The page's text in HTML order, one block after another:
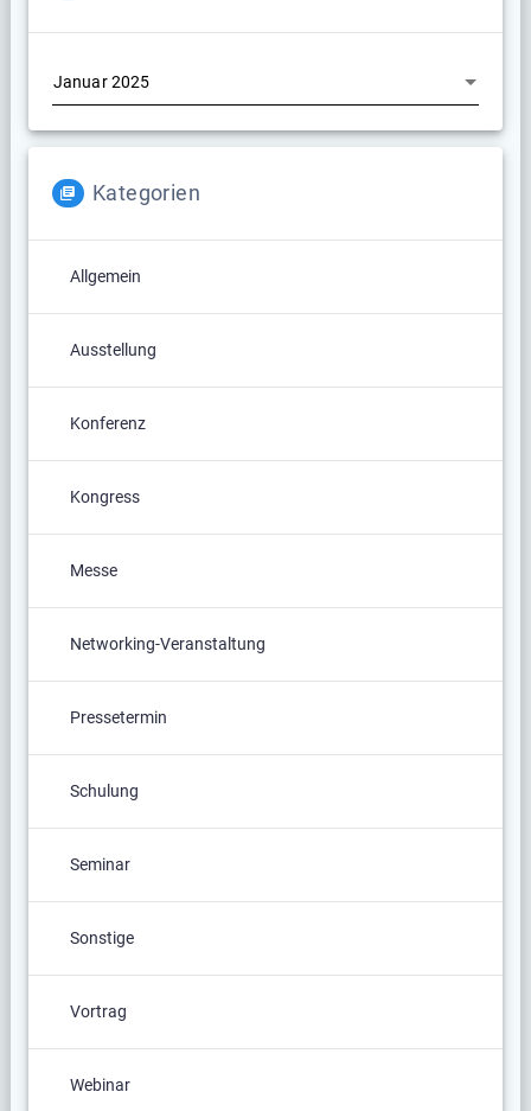
Kategorien
Allgemein
Ausstellung
Konferenz
Kongress
Messe
Networking-Veranstaltung
Pressetermin
Schulung
Seminar
Sonstige
Vortrag
Webinar